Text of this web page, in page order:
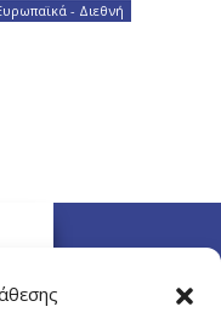
- Διεθνή